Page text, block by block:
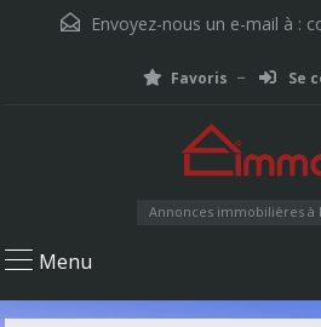
Envoyez-nous un e-mail à :
Favoris Se
Annonces immobilières à
Menu